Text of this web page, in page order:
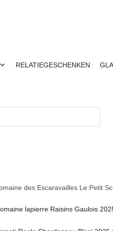
RELATIEGESCHENKEN
des Escaravailles Le Petit
lapierre Raisins Gaulois